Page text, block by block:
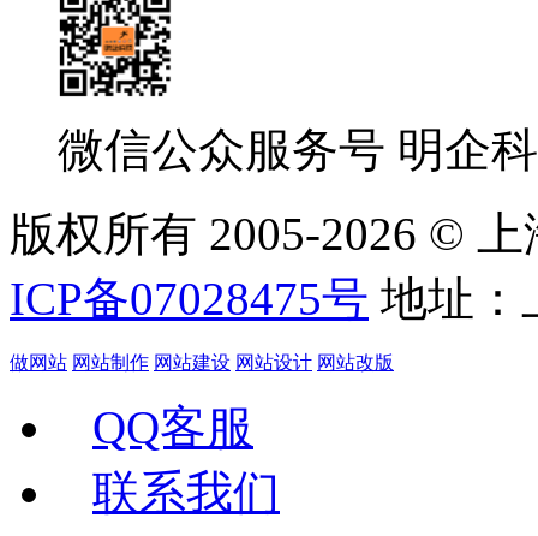
微信公众服务号 明企
版权所有 2005-2026 ©
ICP备07028475号 地址：
做网站 网站制作 网站建设 网站设计 网站改版
QQ客服
联系我们